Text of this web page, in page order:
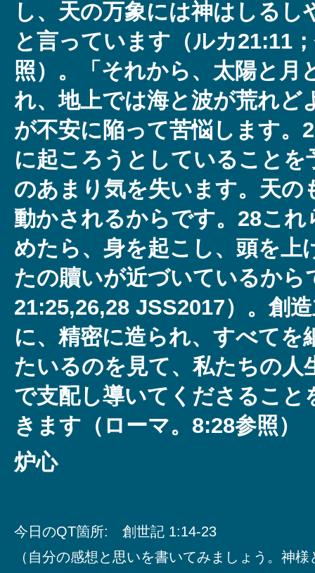
し、天の万象には神はしるし
と言っています（ルカ21:11
照）。「それから、太陽と月
れ、地上では海と波が荒れど
が不安に陥って苦悩します。
に起ころうとしていることを
のあまり気を失います。天の
動かされるからです。28こ
めたら、身を起こし、頭を上
たの贖いが近づいているから
21:25,26,28 JSS2017）。創
に、精密に造られ、すべてを
たいるのを見て、私たちの人
で支配し導いてくださること
きます（ローマ。8:28参照）
炉心
今日のQT箇所: 創世記 1:14-23
（自分の感想と思いを書いてみましょう。神